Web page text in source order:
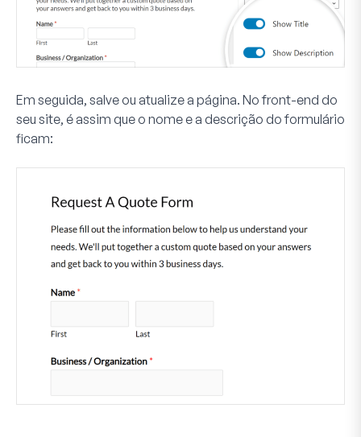
Em seguida, salve ou atualize a página. No front-end do
seu site, é assim que o nome e a descrição do formulário
ficam: